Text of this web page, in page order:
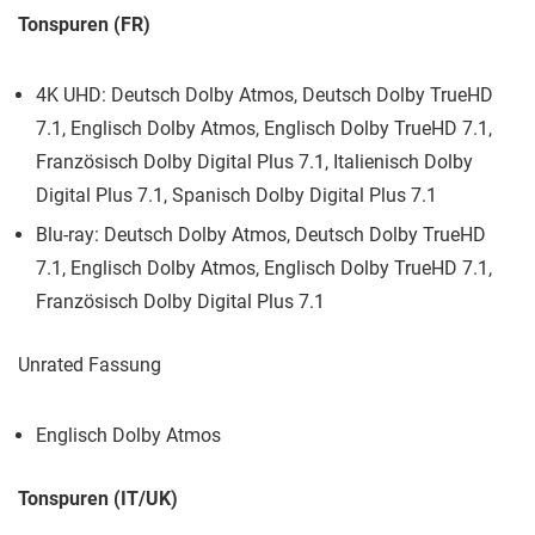
Tonspuren (FR)
4K UHD: Deutsch Dolby Atmos, Deutsch Dolby TrueHD
7.1, Englisch Dolby Atmos, Englisch Dolby TrueHD 7.1,
Französisch Dolby Digital Plus 7.1, Italienisch Dolby
Digital Plus 7.1, Spanisch Dolby Digital Plus 7.1
Blu-ray: Deutsch Dolby Atmos, Deutsch Dolby TrueHD
7.1, Englisch Dolby Atmos, Englisch Dolby TrueHD 7.1,
Französisch Dolby Digital Plus 7.1
Unrated Fassung
Englisch Dolby Atmos
Tonspuren (IT/UK)